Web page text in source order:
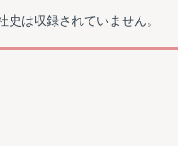
は収録されていません。